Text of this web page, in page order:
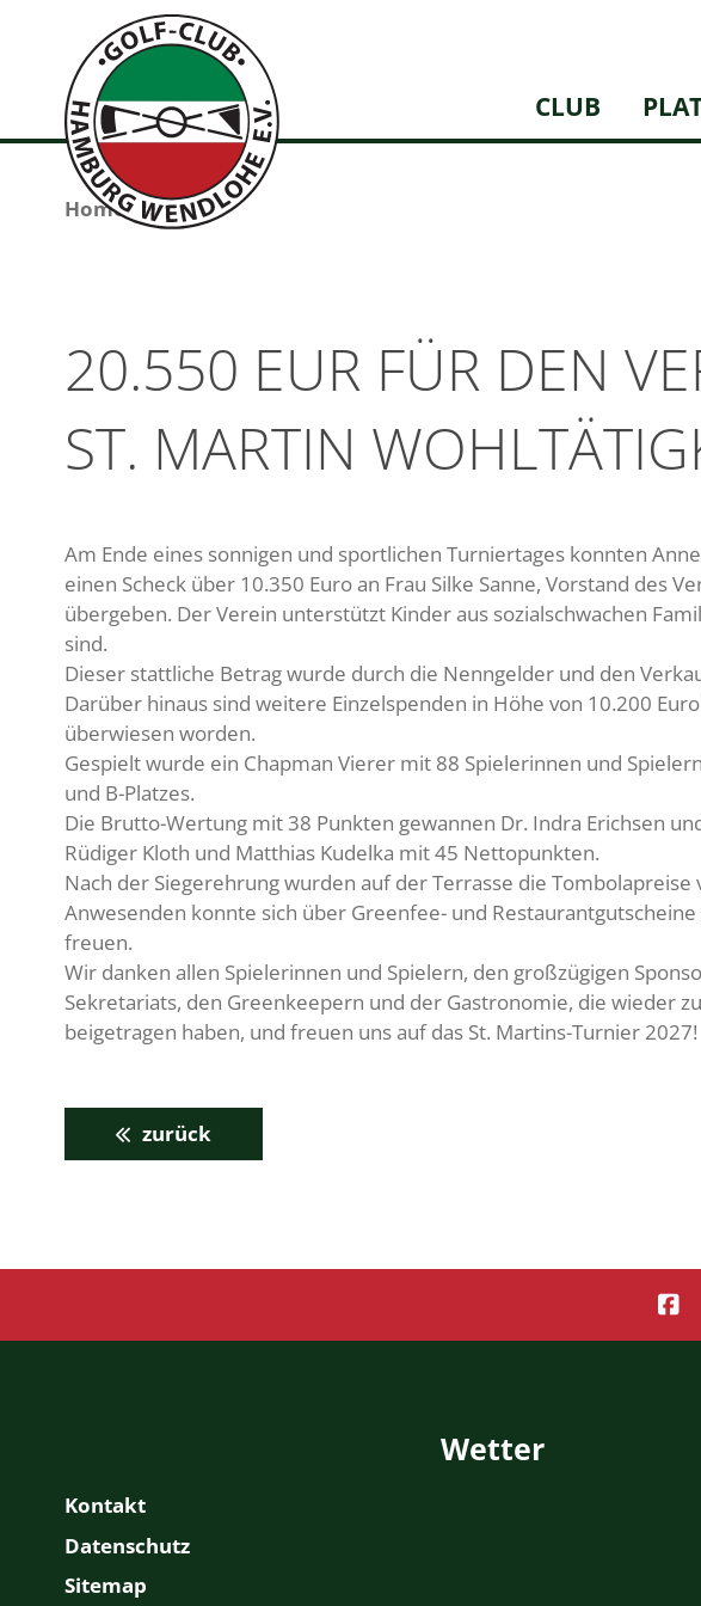
CLUB
Home
20.550 EUR FÜR DEN
ST. MARTIN
Am Ende eines sonnigen und sportlichen Turniertages konnten
einen Scheck über 10.350 Euro an Frau Silke Sanne, Vorstand des
übergeben. Der Verein unterstützt Kinder aus sozialschwachen
sind.
Dieser stattliche Betrag wurde durch die Nenngelder und den
Darüber hinaus sind weitere Einzelspenden in Höhe von 10.200
überwiesen worden.
Gespielt wurde ein Chapman Vierer mit 88 Spielerinnen und
und B-Platzes.
Die Brutto-Wertung mit 38 Punkten gewannen Dr. Indra Erichsen
Rüdiger Kloth und Matthias Kudelka mit 45 Nettopunkten.
Nach der Siegerehrung wurden auf der Terrasse die Tombolapreise
Anwesenden konnte sich über Greenfee- und
freuen.
Wir danken allen Spielerinnen und Spielern, den großzügigen
Sekretariats, den Greenkeepern und der Gastronomie, die wieder
beigetragen haben, und freuen uns auf das St. Martins-Turnier 2027!
zurück

Kontakt
Datenschutz
Sitemap
Wetter